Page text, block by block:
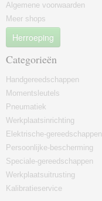
Algemene voorwaarden
Meer shops
Herroeping
Categorieën
Handgereedschappen
Momentsleutels
Pneumatiek
Werkplaatsinrichting
Elektrische-gereedschappen
Persoonlijke-bescherming
Speciale-gereedschappen
Werkplaatsuitrusting
Kalibratieservice